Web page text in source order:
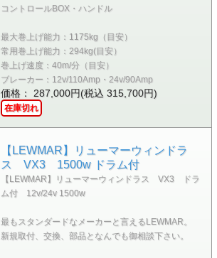
コントロールBOX・ハンドル
最大巻上げ能力：1175kg（目安）
常用巻上げ能力：294kg(目安）
巻上げ速度：40m/分（目安）
ブレーカー：12v/110Amp・24v/90Amp
価格： 287,000円(税込 315,700円)
在庫切れ
【LEWMAR】リューマーウィンドラ
ス VX3 1500w ドラム付
【LEWMAR】リューマーウィンドラス VX3 ドラ
ム付 12v/24v 1500w
最もスタンダードなメーカーと言えるLEWMAR。
新規取付、交換、部品となんでも御相談下さい。